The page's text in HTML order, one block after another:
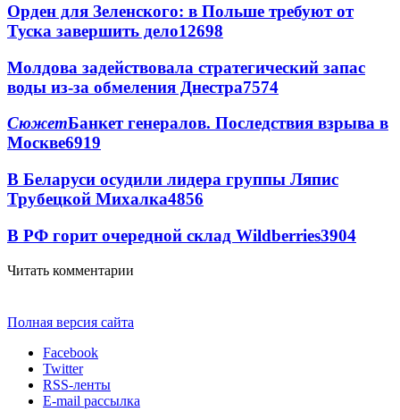
Орден для Зеленского: в Польше требуют от
Туска завершить дело12698
Молдова задействовала стратегический запас
воды из-за обмеления Днестра7574
СюжетБанкет генералов. Последствия взрыва в
Москве6919
В Беларуси осудили лидера группы Ляпис
Трубецкой Михалка4856
В РФ горит очередной склад Wildberries3904
Читать комментарии
Полная версия сайта
Facebook
Twitter
RSS-ленты
E-mail рассылка